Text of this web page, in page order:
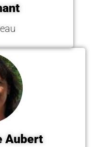
Aubert